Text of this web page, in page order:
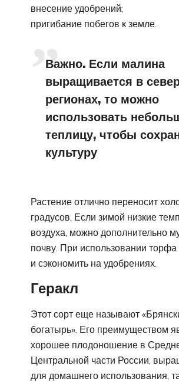
внесение удобрений;
пригибание побегов к земле.
Важно. Если малина
выращивается в
регионах, то можно
использовать
теплицу, чтобы
культуру
Растение отлично переносит
градусов. Если зимой низкие
воздуха, можно дополнительно
почву. При использовании
и сэкономить на удобрениях.
Геракл
Этот сорт еще называют
богатырь». Его преимуществом
хорошее плодоношение в
Центральной части России,
для домашнего использования,